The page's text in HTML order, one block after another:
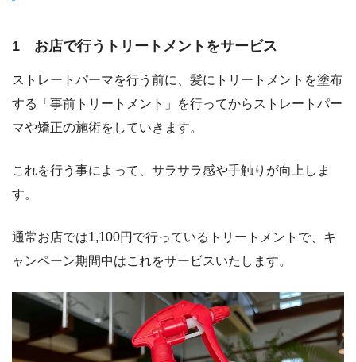
1 お店で行うトリートメントをサービス
ストレートパーマを行う前に、髪にトリートメントを塗布
する「事前トリートメント」を行ってからストレートパー
マや矯正の施術をしていきます。
これを行う事によって、サラサラ感や手触りが向上しま
す。
通常お店では1,100円で行っているトリートメントで、キ
ャンペーン期間中はこれをサービスいたします。